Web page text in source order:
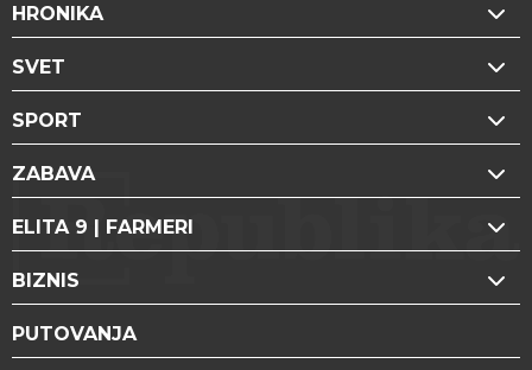
HRONIKA
SVET
SPORT
ZABAVA
ELITA 9 | FARMERI
BIZNIS
PUTOVANJA